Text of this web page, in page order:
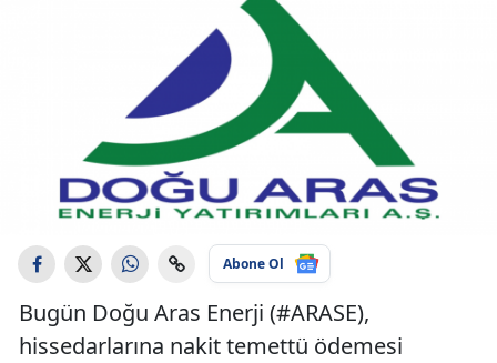
Abone Ol
Bugün Doğu Aras Enerji (#ARASE),
hissedarlarına nakit temettü ödemesi